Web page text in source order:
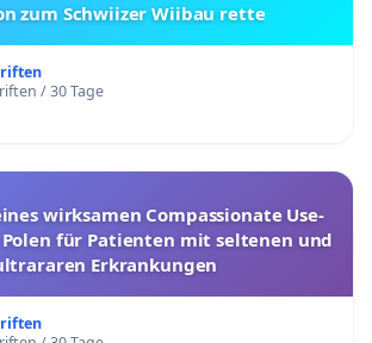
zum Schwiizer Wiibau rette
/ 30 Tage
wirksamen Compassionate Use-
für Patienten mit seltenen und
Erkrankungen